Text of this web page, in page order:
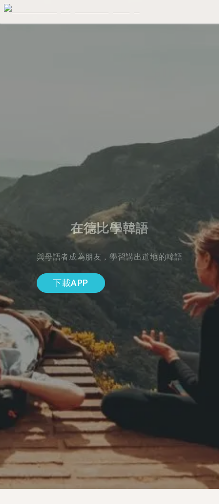
在德比學韓語
與母語者成為朋友，學習講出道地的韓語
下載APP